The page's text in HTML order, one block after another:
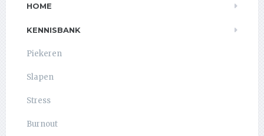
HOME
KENNISBANK
Piekeren
Slapen
Stress
Burnout